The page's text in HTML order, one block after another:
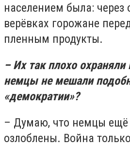
населением была: через
верёвках горожане
пленным продукты.
– Их так плохо охраняли
немцы не мешали
«демократии»?
– Думаю, что немцы ещё
озлоблены. Война